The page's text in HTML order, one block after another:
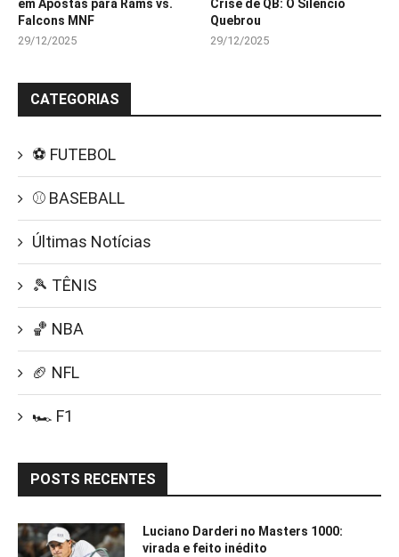
em Apostas para Rams vs.
Falcons MNF
29/12/2025
Crise de QB: O Silêncio
Quebrou
29/12/2025
CATEGORIAS
⚽ FUTEBOL
⚾ BASEBALL
Últimas Notícias
🎾 TÊNIS
🏀 NBA
🏈 NFL
🏎️ F1
POSTS RECENTES
Luciano Darderi no Masters 1000:
virada e feito inédito